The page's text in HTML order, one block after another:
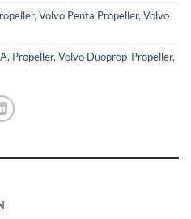
, Volvo Penta Propeller, Volvo
, Propeller, Volvo Duoprop-Propeller,